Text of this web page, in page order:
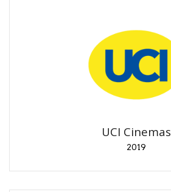
UCI Cinemas
2019
UCI Cinemas
2019
Campagna social per